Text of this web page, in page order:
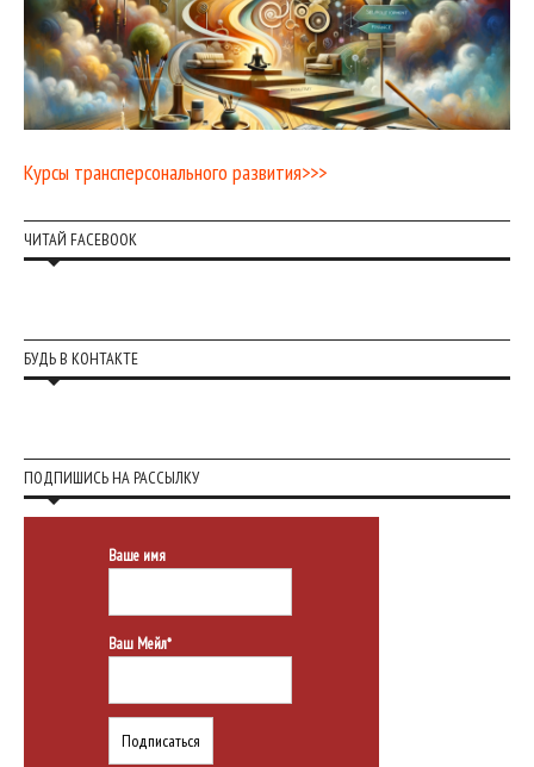
Курсы трансперсонального развития>>>
ЧИТАЙ FACEBOOK
БУДЬ В КОНТАКТЕ
ПОДПИШИСЬ НА РАССЫЛКУ
Ваше имя
Ваш Мейл*